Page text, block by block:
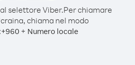
selettore Viber.Per chiamare
chiama nel modo
+960+ Numero locale